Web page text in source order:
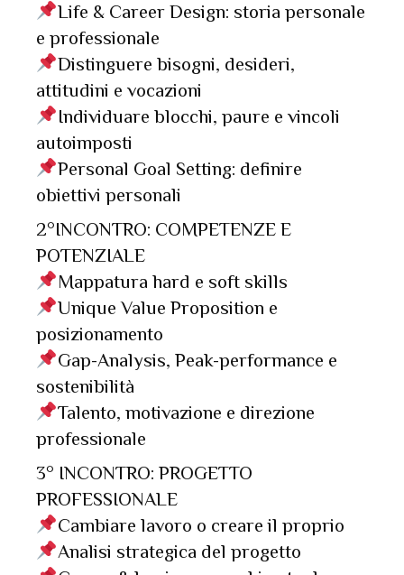
Life & Career Design: storia personale
e professionale
Distinguere bisogni, desideri,
attitudini e vocazioni
Individuare blocchi, paure e vincoli
autoimposti
Personal Goal Setting: definire
obiettivi personali
2°INCONTRO: COMPETENZE E
POTENZIALE
Mappatura hard e soft skills
Unique Value Proposition e
posizionamento
Gap-Analysis, Peak-performance e
sostenibilità
Talento, motivazione e direzione
professionale
3° INCONTRO: PROGETTO
PROFESSIONALE
Cambiare lavoro o creare il proprio
Analisi strategica del progetto